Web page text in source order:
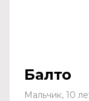
Балто
Мальчик, 10